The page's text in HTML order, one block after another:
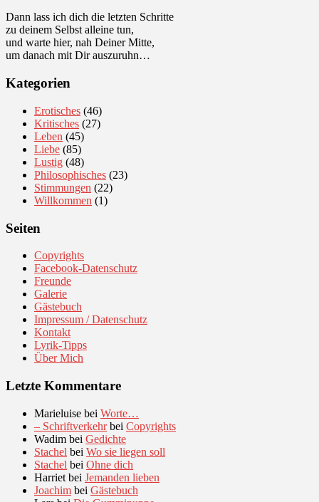
Dann lass ich dich die letzten Schritte
zu deinem Selbst alleine tun,
und warte hier, nah Deiner Mitte,
um danach mit Dir auszuruhn…
Kategorien
Erotisches (46)
Kritisches (27)
Leben (45)
Liebe (85)
Lustig (48)
Philosophisches (23)
Stimmungen (22)
Willkommen (1)
Seiten
Copyrights
Facebook-Datenschutz
Freunde
Galerie
Gästebuch
Impressum / Datenschutz
Kontakt
Lyrik-Tipps
Über Mich
Letzte Kommentare
Marieluise bei Worte…
– Schriftverkehrbei Copyrights
Wadim bei Gedichte
Stachel bei Wo sie liegen soll
Stachel bei Ohne dich
Harriet bei Jemanden lieben
Joachim bei Gästebuch